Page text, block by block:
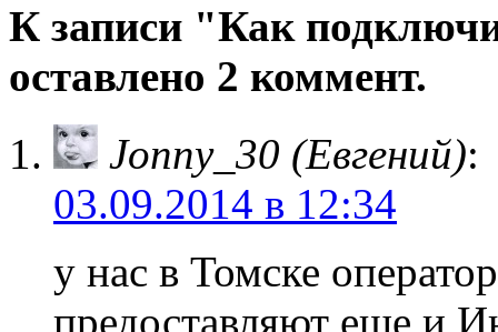
К записи "Как
оставлено 2 коммент.
Jonny_30 (Евгений):
03.09.2014 в 12:34
у нас в Томске
предоставляют еще и